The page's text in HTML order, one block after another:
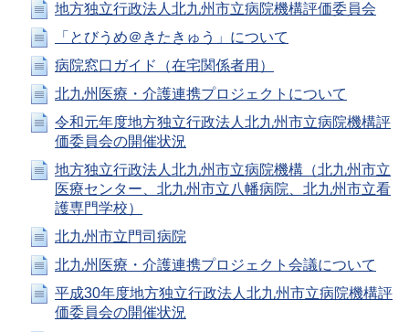
地方独立行政法人北九州市立病院機構評価委員会
「とびうめ＠きたきゅう」について
病院窓口ガイド（在宅関係者用）
北九州医療・介護連携プロジェクトについて
令和元年度地方独立行政法人北九州市立病院機構評
価委員会の開催状況
地方独立行政法人北九州市立病院機構（北九州市立
医療センター、北九州市立八幡病院、北九州市立看
護専門学校）
北九州市立門司病院
北九州医療・介護連携プロジェクト会議について
平成30年度地方独立行政法人北九州市立病院機構評
価委員会の開催状況